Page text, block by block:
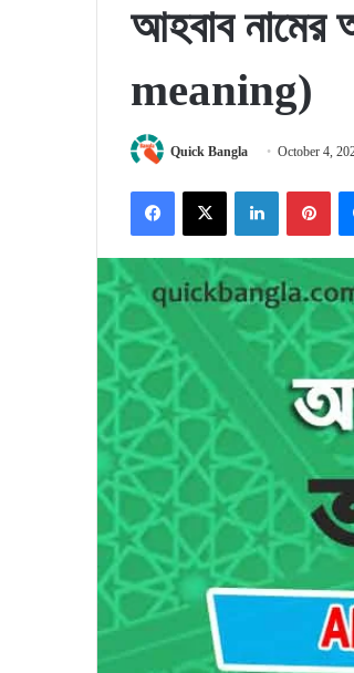
আহবাব
meaning)
Quick Bangla October 4,
FacebookX LinkedIn